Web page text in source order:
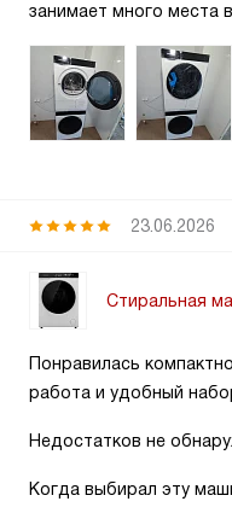
занимает много места
23.06.2026
Стиральная
Понравилась
работа и удобный
Недостатков не
Когда выбирал эту